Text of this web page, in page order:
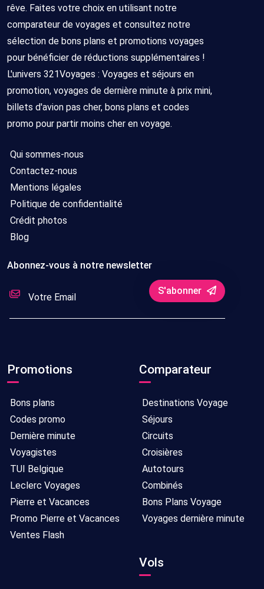
rêve. Faites votre choix en utilisant notre
comparateur de voyages et consultez notre
sélection de bons plans et promotions voyages
pour bénéficier de réductions supplémentaires !
L'univers 321Voyages : Voyages et séjours en
promotion, voyages de dernière minute à prix mini,
billets d'avion pas cher, bons plans et codes
promo pour partir moins cher en voyage.
Qui sommes-nous
Contactez-nous
Mentions légales
Politique de confidentialité
Crédit photos
Blog
Abonnez-vous à notre newsletter
S'abonner
Promotions
Bons plans
Codes promo
Dernière minute
Voyagistes
TUI Belgique
Leclerc Voyages
Pierre et Vacances
Promo Pierre et Vacances
Ventes Flash
Comparateur
Destinations Voyage
Séjours
Circuits
Croisières
Autotours
Combinés
Bons Plans Voyage
Voyages dernière minute
Vols